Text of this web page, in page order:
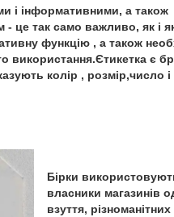
і інформативними, а також
- це так само важливо, як і
функцію , а також
використання.Єтикетка є
колір , розмір,число і
Бірки
власники магазинів
взуття, різноманітних